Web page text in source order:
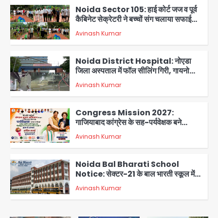
2
Noida Sector 105: हाई कोर्ट जज व पूर्व
कैबिनेट सेक्रेटरी ने बच्चों संग चलाया सफाई
अभियान, 160 किलो कूड़ा हटाया
Avinash Kumar
3
Noida District Hospital: नोएडा
जिला अस्पताल में फॉल सीलिंग गिरी, गायनो
OT गैलरी में बड़ा हादसा टला; मरीजों की सुरक्षा
पर उठे सवाल
Avinash Kumar
4
Congress Mission 2027:
गाजियाबाद कांग्रेस के सह-पर्यवेक्षक बने
सतेन्द्र शर्मा, गौतमबुद्धनगर नेताओं ने जताया
आभार
Avinash Kumar
5
Noida Bal Bharati School
Notice: सेक्टर-21 के बाल भारती स्कूल में
बिना खिड़की-वेंटिलेशन बेसमेंट में चल रही थी
8वीं की क्लास, NCPCR की शिकायत पर
भेजा नोटिस
Avinash Kumar